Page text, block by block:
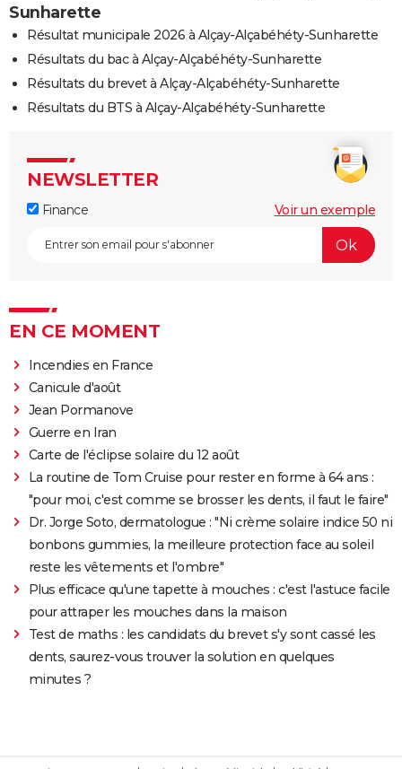
Sunharette
Résultat municipale 2026 à Alçay-Alçabéhéty-Sunharette
Résultats du bac à Alçay-Alçabéhéty-Sunharette
Résultats du brevet à Alçay-Alçabéhéty-Sunharette
Résultats du BTS à Alçay-Alçabéhéty-Sunharette
NEWSLETTER
Finance Voir un exemple
EN CE MOMENT
Incendies en France
Canicule d'août
Jean Pormanove
Guerre en Iran
Carte de l'éclipse solaire du 12 août
La routine de Tom Cruise pour rester en forme à 64 ans :
"pour moi, c'est comme se brosser les dents, il faut le faire"
Dr. Jorge Soto, dermatologue : "Ni crème solaire indice 50 ni
bonbons gummies, la meilleure protection face au soleil
reste les vêtements et l'ombre"
Plus efficace qu'une tapette à mouches : c'est l'astuce facile
pour attraper les mouches dans la maison
Test de maths : les candidats du brevet s'y sont cassé les
dents, saurez-vous trouver la solution en quelques
minutes ?